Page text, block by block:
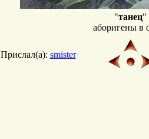
"танец"
аборигены в
Прислал(а): smister